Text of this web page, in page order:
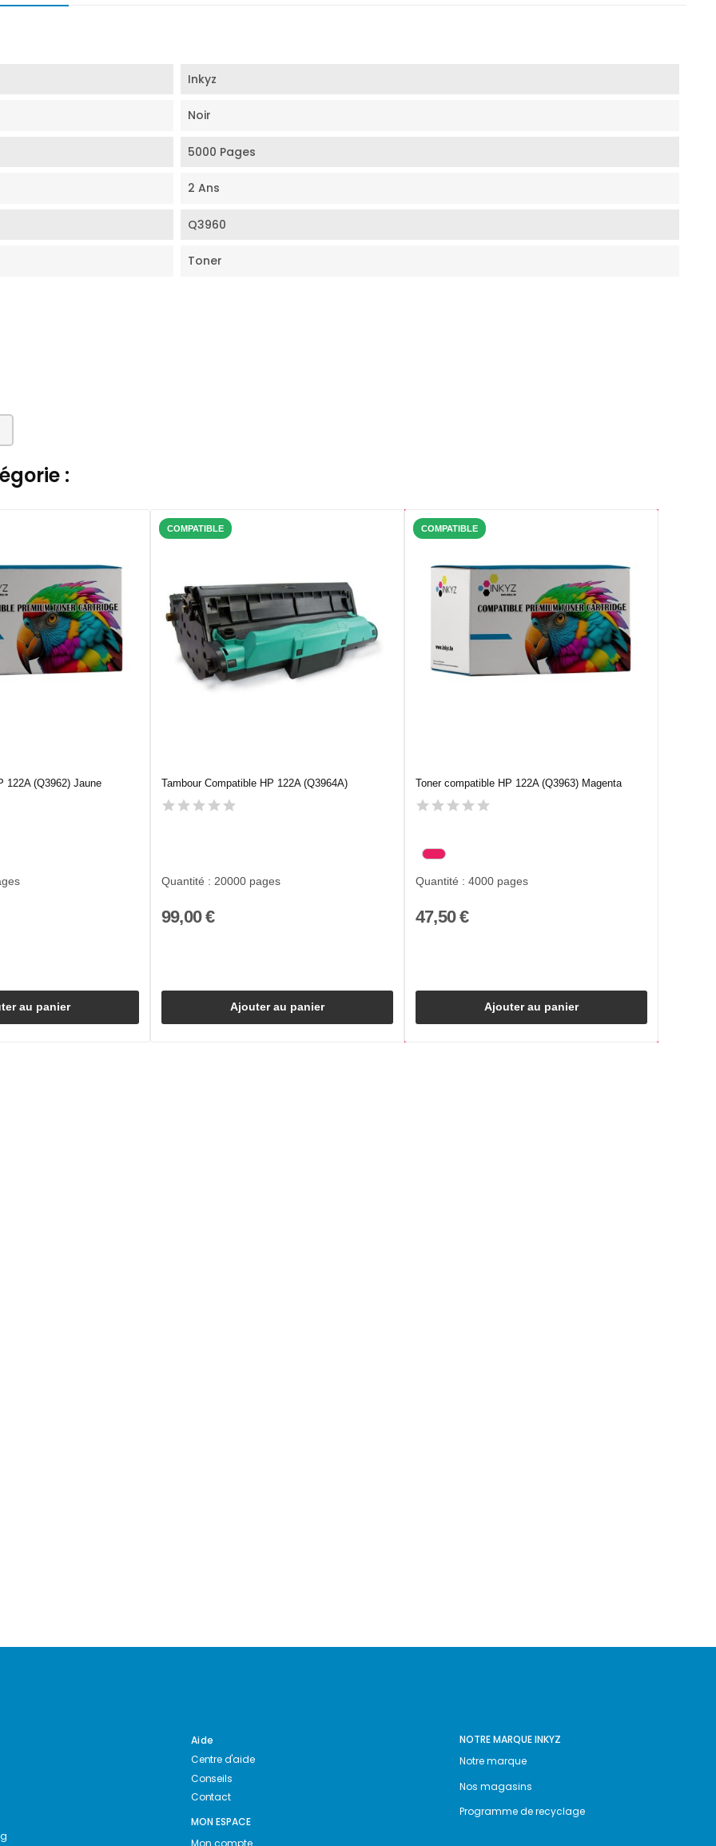
Inkyz
Noir
5000 Pages
2 Ans
Q3960
Toner
:
122A (Q3962) Jaune
au panier
COMPATIBLE
Tambour Compatible HP 122A (Q3964A)
Quantité : 20000 pages
99,00 €
Ajouter au panier
COMPATIBLE
Toner compatible HP 122A (Q3963) Magenta
Quantité : 4000 pages
47,50 €
Ajouter au panier
Aide
Centre d'aide
Conseils
Contact
MON ESPACE
Mon compte
NOTRE MARQUE INKYZ
Notre marque
Nos magasins
Programme de recyclage